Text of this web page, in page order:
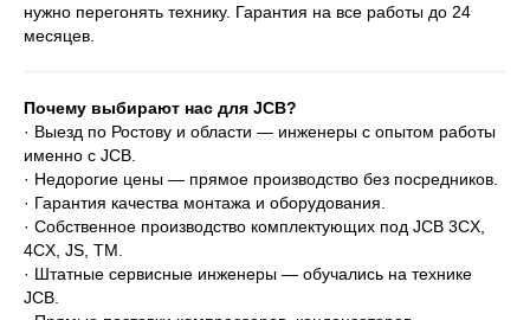
нужно перегонять технику. Гарантия на все работы до 24
месяцев.
Почему выбирают нас для JCB?
· Выезд по Ростову и области — инженеры с опытом работы
именно с JCB.
· Недорогие цены — прямое производство без посредников.
· Гарантия качества монтажа и оборудования.
· Собственное производство комплектующих под JCB 3CX,
4CX, JS, TM.
· Штатные сервисные инженеры — обучались на технике
JCB.